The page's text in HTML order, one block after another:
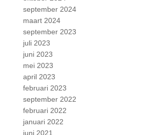
september 2024
maart 2024
september 2023
juli 2023
juni 2023
mei 2023
april 2023
februari 2023
september 2022
februari 2022
januari 2022
juni 2021